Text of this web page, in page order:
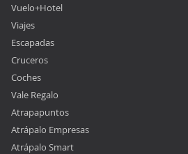
Vuelo+Hotel
Viajes
Escapadas
Cruceros
Coches
Vale Regalo
Atrapapuntos
Atrápalo Empresas
Atrápalo Smart